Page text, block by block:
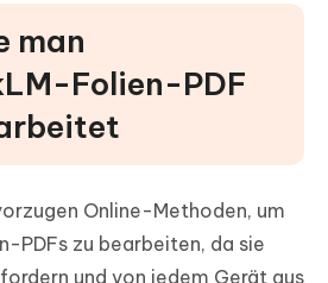
man
Folien-PDF
Online-Methoden, um
PDFs zu bearbeiten, da sie
und von jedem Gerät aus